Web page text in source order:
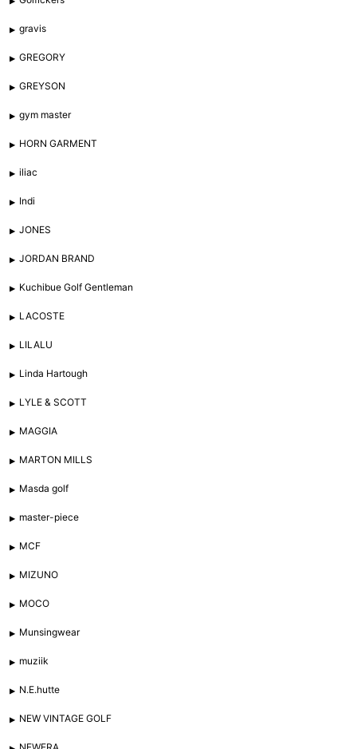
gravis
GREGORY
GREYSON
gym master
HORN GARMENT
iliac
Indi
JONES
JORDAN BRAND
Kuchibue Golf Gentleman
LACOSTE
LILALU
Linda Hartough
LYLE & SCOTT
MAGGIA
MARTON MILLS
Masda golf
master-piece
MCF
MIZUNO
MOCO
Munsingwear
muziik
N.E.hutte
NEW VINTAGE GOLF